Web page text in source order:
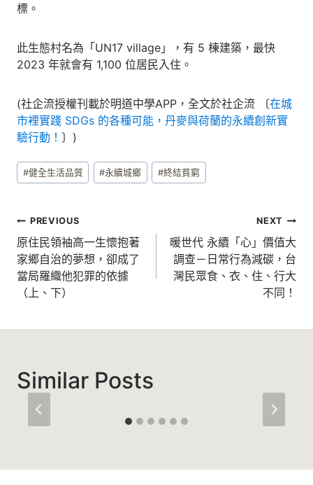
標。
此生態村名為「UN17 village」，有 5 棟建築，最快
2023 年就會有 1,100 位居民入住。
(社企流授權刊載於明道中學APP，全文於社企流 〔在城
市裡實踐 SDGs 的各種可能，丹麥與荷蘭的永續創新實
驗行動！ 〕)
Post
Tags:
#健全生活品質 #永續城鄉 #終結貧窮
文
章
導
覽
PREVIOUS
原住民領袖高一生懷抱著
家鄉自治的夢想，卻成了
當局羅織他犯罪的依據
（上、下）
NEXT
暖世代 永續「心」價值大
調查－日常行為減碳，台
灣民眾食、衣、住、行大
不同！
Similar Posts